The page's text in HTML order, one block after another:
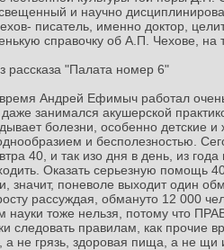
и научно
писатель, именно доктор,
справочку об А.П. Чехове, на
рассказа "Палата номер 6"
Андрей Ефимыч работал
занимался акушерской
болезни, особенно детские
и бесполезностью.
40, и так изо дня в день, из
Оказать серьезную помощь
значит, поневоле выходит один
рассуждая, обмануто 12 000
науки тоже нельзя, потому что
следовать правилам, как прочие
а не грязь, здоровая пища, а не